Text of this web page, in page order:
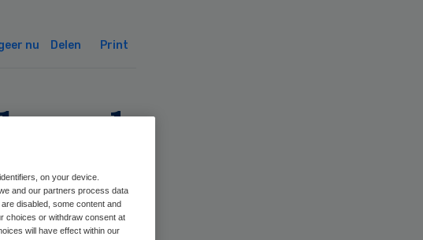
nu Delen Print
on your device.
and our partners process data
disabled, some content and
choices or withdraw consent at
will have effect within our